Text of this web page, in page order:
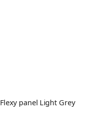
Flexy panel Light Grey